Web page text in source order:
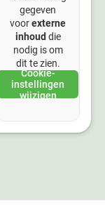
gegeven
voorexterne
inhoud die
nodig is om
dit te zien.
Cookie-
instellingen
wijzigen